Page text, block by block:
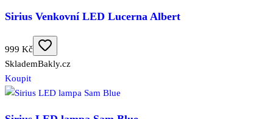
Sirius Venkovní LED Lucerna Albert
999 Kč
SklademBakly.cz
Koupit